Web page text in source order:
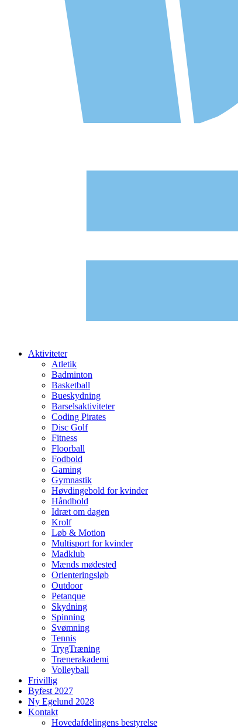
Aktiviteter
Atletik
Badminton
Basketball
Bueskydning
Barselsaktiviteter
Coding Pirates
Disc Golf
Fitness
Floorball
Fodbold
Gaming
Gymnastik
Høvdingebold for kvinder
Håndbold
Idræt om dagen
Krolf
Løb & Motion
Multisport for kvinder
Madklub
Mænds mødested
Orienteringsløb
Outdoor
Petanque
Skydning
Spinning
Svømning
Tennis
TrygTræning
Trænerakademi
Volleyball
Frivillig
Byfest 2027
Ny Egelund 2028
Kontakt
Hovedafdelingens bestyrelse